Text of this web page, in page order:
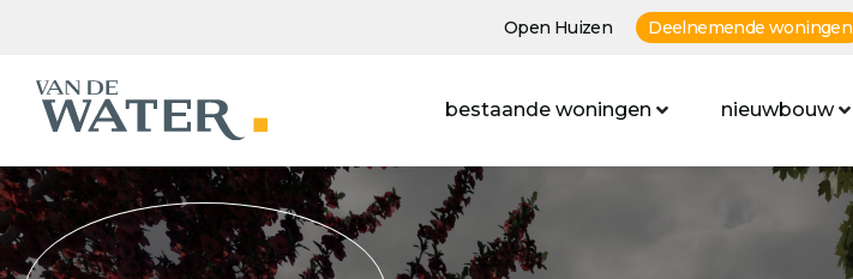
Open Huizen Deelnemende woningen
bestaande woningen nieuwbouw